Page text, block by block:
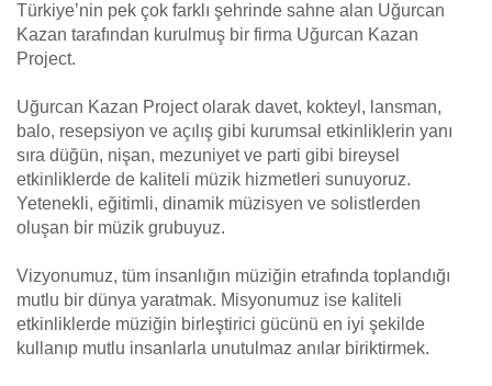
Türkiye’nin pek çok farklı şehrinde sahne alan Uğurcan
Kazan tarafından kurulmuş bir firma Uğurcan Kazan
Project.
Uğurcan Kazan Project olarak davet, kokteyl, lansman,
balo, resepsiyon ve açılış gibi kurumsal etkinliklerin yanı
sıra düğün, nişan, mezuniyet ve parti gibi bireysel
etkinliklerde de kaliteli müzik hizmetleri sunuyoruz.
Yetenekli, eğitimli, dinamik müzisyen ve solistlerden
oluşan bir müzik grubuyuz.
Vizyonumuz, tüm insanlığın müziğin etrafında toplandığı
mutlu bir dünya yaratmak. Misyonumuz ise kaliteli
etkinliklerde müziğin birleştirici gücünü en iyi şekilde
kullanıp mutlu insanlarla unutulmaz anılar biriktirmek.